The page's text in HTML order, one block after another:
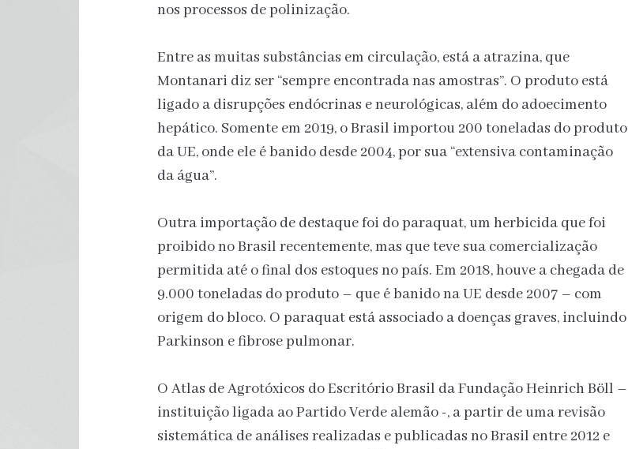
nos processos de polinização.
Entre as muitas substâncias em circulação, está a atrazina, que
Montanari diz ser “sempre encontrada nas amostras”. O produto está
ligado a disrupções endócrinas e neurológicas, além do adoecimento
hepático. Somente em 2019, o Brasil importou 200 toneladas do produto
da UE, onde ele é banido desde 2004, por sua “extensiva contaminação
da água”.
Outra importação de destaque foi do paraquat, um herbicida que foi
proibido no Brasil recentemente, mas que teve sua comercialização
permitida até o final dos estoques no país. Em 2018, houve a chegada de
9.000 toneladas do produto – que é banido na UE desde 2007 – com
origem do bloco. O paraquat está associado a doenças graves, incluindo
Parkinson e fibrose pulmonar.
O Atlas de Agrotóxicos do Escritório Brasil da Fundação Heinrich Böll –
instituição ligada ao Partido Verde alemão -, a partir de uma revisão
sistemática de análises realizadas e publicadas no Brasil entre 2012 e